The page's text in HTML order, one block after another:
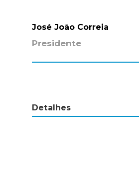
José João Correia
Presidente
Detalhes